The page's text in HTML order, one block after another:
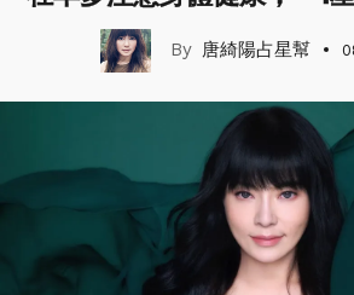
唐綺陽占星幫